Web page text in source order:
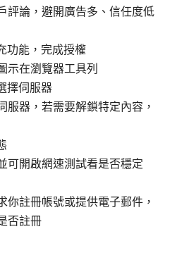
評論，避開廣告多、信任度低
功能，完成授權
示在瀏覽器工具列
擇伺服器
服器，若需要解鎖特定內容，
可開啟網速測試看是否穩定
你註冊帳號或提供電子郵件，
否註冊